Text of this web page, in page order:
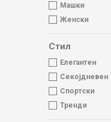
Машки
Женски
Стил
Елегантен
Секојдневен
Спортски
Тренди